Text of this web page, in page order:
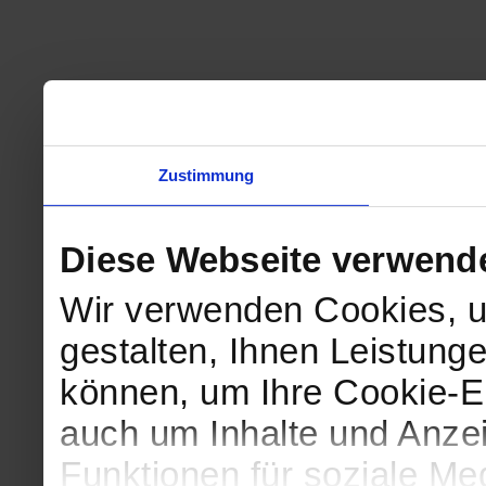
Zustimmung
Diese Webseite
Wir verwenden Cookies,
gestalten, Ihnen
können, um Ihre Cookie-
auch um Inhalte und
Funktionen für soziale